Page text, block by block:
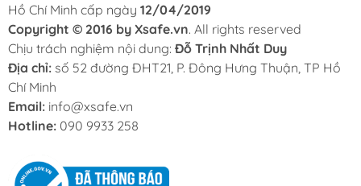
Hồ Chí Minh cấp ngày 12/04/2019
Copyright © 2016 by Xsafe.vn. All rights reserved
Chịu trách nghiệm nội dung: Đỗ Trịnh Nhất Duy
Địa chỉ: số 52 đường ĐHT21, P. Đông Hưng Thuận, TP Hồ
Chí Minh
Email: info@xsafe.vn
Hotline: 090 9933 258